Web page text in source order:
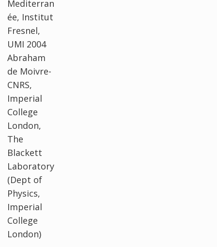
Mediterran
ée, Institut
Fresnel,
UMI 2004
Abraham
de Moivre-
CNRS,
Imperial
College
London,
The
Blackett
Laboratory
(Dept of
Physics,
Imperial
College
London)